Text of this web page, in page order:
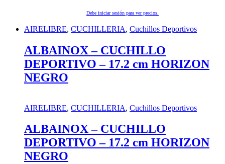
Debe iniciar sesión para ver precios.
AIRELIBRE, CUCHILLERIA, Cuchillos Deportivos
ALBAINOX – CUCHILLO
DEPORTIVO – 17.2 cm HORIZON
NEGRO
AIRELIBRE, CUCHILLERIA, Cuchillos Deportivos
ALBAINOX – CUCHILLO
DEPORTIVO – 17.2 cm HORIZON
NEGRO